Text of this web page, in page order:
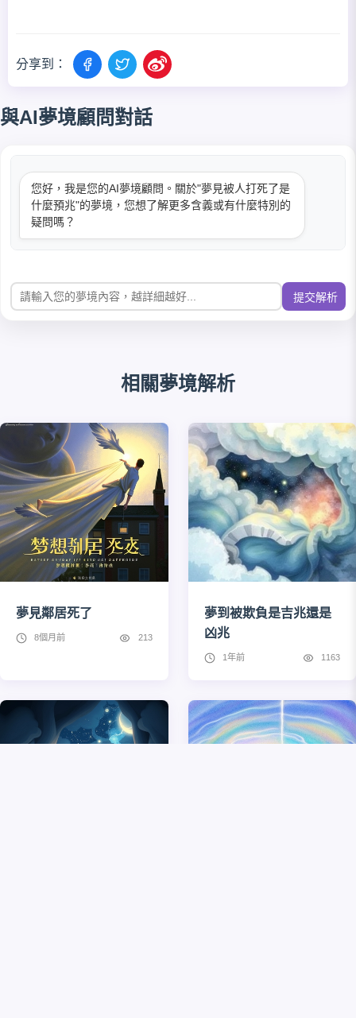
分享到：
與AI夢境顧問對話
您好，我是您的AI夢境顧問。關於"夢見被人打死了是
什麼預兆"的夢境，您想了解更多含義或有什麼特別的
疑問嗎？
提交解析
相關夢境解析
夢見鄰居死了
8個月前 213
夢到被欺負是吉兆還是
凶兆
1年前 1163